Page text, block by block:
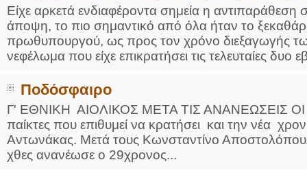
Είχε αρκετά ενδιαφέροντα σημεία η
άποψη, το πιο σημαντικό από όλα ήταν το
πρωθυπουργού, ως προς τον χρόνο διεξαγωγής
νεφέλωμα που είχε επικρατήσει τις τελευταίες
Ποδόσφαιρο
Γ' ΕΘΝΙΚΗ ΑΙΟΛΙΚΟΣ ΜΕΤΑ ΤΙΣ ΑΝΑΝΕΩΣΕΙΣ ΟΙ
παίκτες που επιθυμεί να κρατήσει και την νέα
Αντωνάκας. Μετά τους Κωνσταντίνο
χθες ανανέωσε ο 29χρονος...